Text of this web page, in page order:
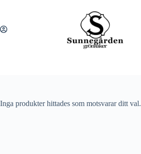
Inga produkter hittades som motsvarar ditt val.